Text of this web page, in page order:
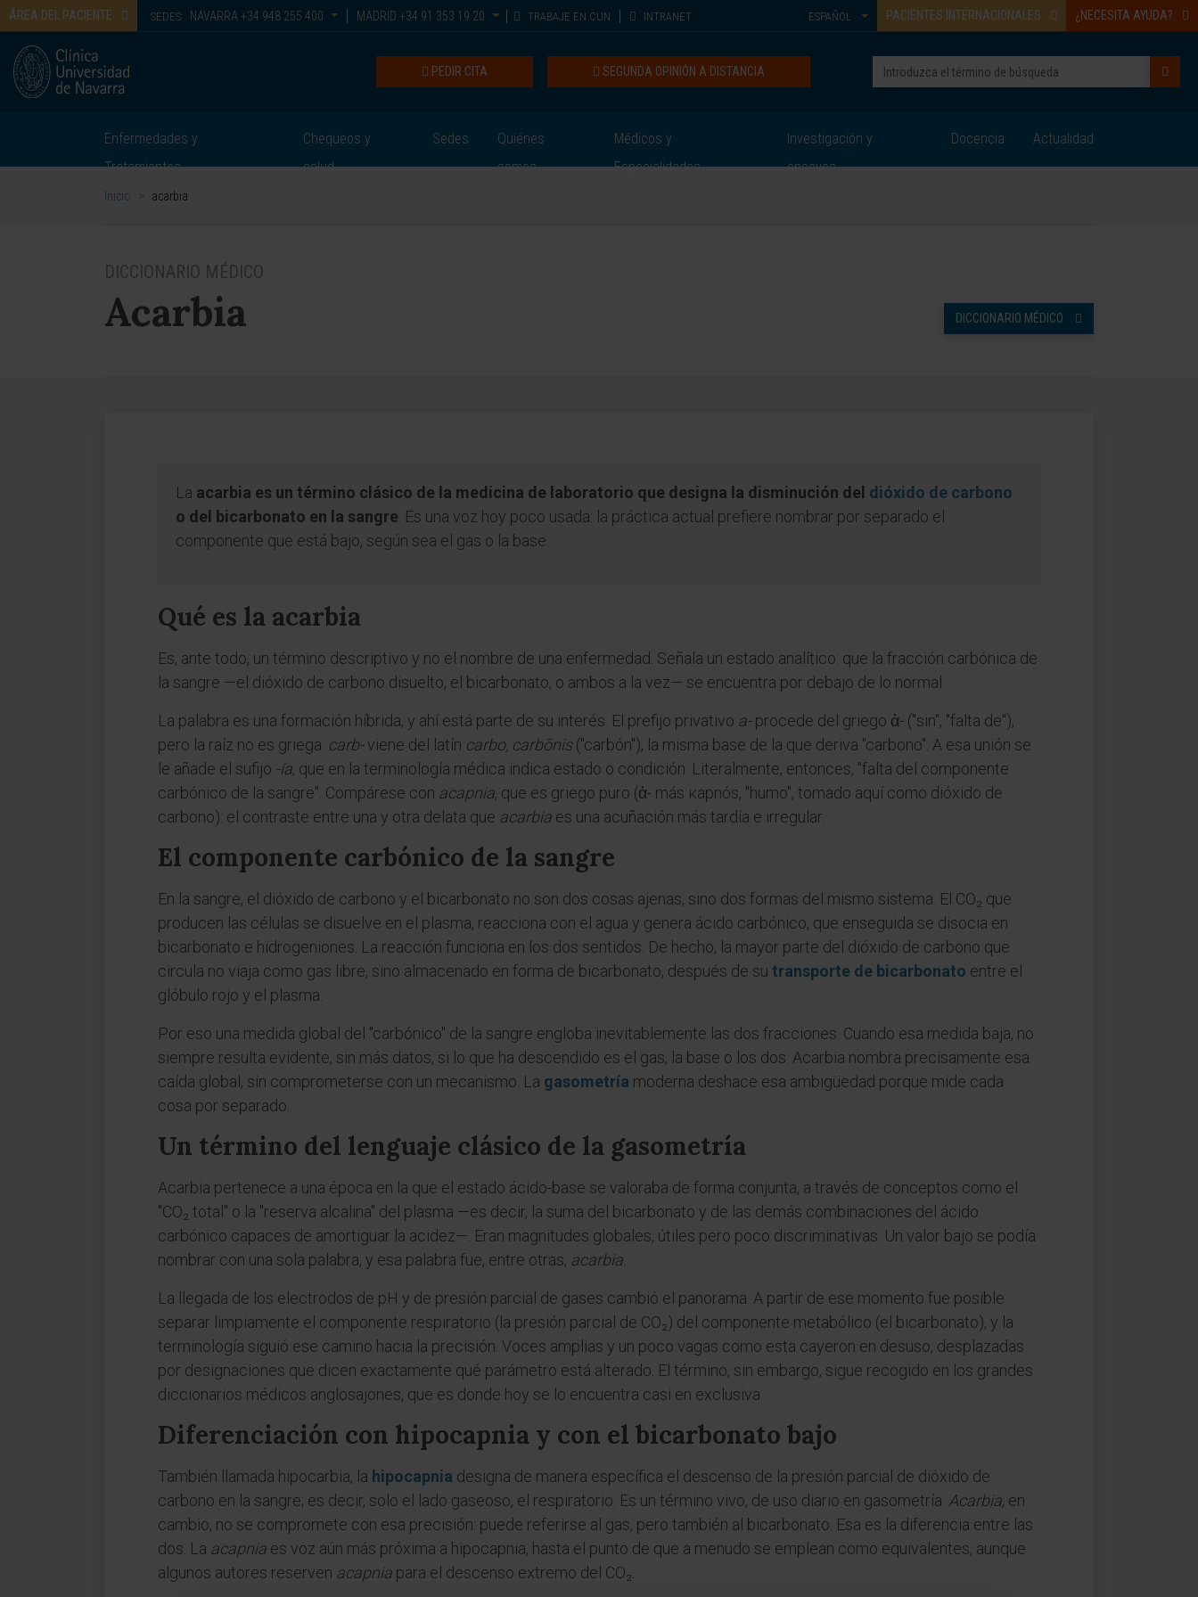
ÁREA DEL PACIENTE SEDES: NAVARRA +34 948 255 400 MADRID +34 91 353 19 20 TRABAJE EN CUN INTRANET PACIENTES INTERNACIONALES ¿NECESITA AYUDA?
ESPAÑOL
SEGUNDA OPINIÓN A DISTANCIA
PEDIR CITA
Enfermedades y
Tratamientos
Chequeos y
salud
Sedes
Quiénes
somos
Médicos y
Especialidades
Investigación y
ensayos
Docencia Actualidad
Inicio > acarbia
DICCIONARIO MÉDICO
Acarbia DICCIONARIO MÉDICO
La acarbia es un término clásico de la medicina de laboratorio que designa la disminución del dióxido de carbono
o del bicarbonato en la sangre . Es una voz hoy poco usada: la práctica actual prefiere nombrar por separado el
componente que está bajo, según sea el gas o la base.
Qué es la acarbia
Es, ante todo, un término descriptivo y no el nombre de una enfermedad. Señala un estado analítico: que la fracción carbónica de
la sangre —el dióxido de carbono disuelto, el bicarbonato, o ambos a la vez— se encuentra por debajo de lo normal.
La palabra es una formación híbrida, y ahí está parte de su interés. El prefijo privativo a-procede del griego ἀ- ("sin", "falta de"),
pero la raíz no es griega: carb-viene del latín carbo, carbōnis("carbón"), la misma base de la que deriva "carbono". A esa unión se
le añade el sufijo -ía, que en la terminología médica indica estado o condición. Literalmente, entonces, "falta del componente
carbónico de la sangre". Compárese con acapnia, que es griego puro (ἀ- más κapnós, "humo", tomado aquí como dióxido de
carbono): el contraste entre una y otra delata que acarbia es una acuñación más tardía e irregular.
El componente carbónico de la sangre
En la sangre, el dióxido de carbono y el bicarbonato no son dos cosas ajenas, sino dos formas del mismo sistema. El CO₂ que
producen las células se disuelve en el plasma, reacciona con el agua y genera ácido carbónico, que enseguida se disocia en
bicarbonato e hidrogeniones. La reacción funciona en los dos sentidos. De hecho, la mayor parte del dióxido de carbono que
circula no viaja como gas libre, sino almacenado en forma de bicarbonato, después de su transporte de bicarbonato entre el
glóbulo rojo y el plasma.
Por eso una medida global del "carbónico" de la sangre engloba inevitablemente las dos fracciones. Cuando esa medida baja, no
siempre resulta evidente, sin más datos, si lo que ha descendido es el gas, la base o los dos. Acarbia nombra precisamente esa
caída global, sin comprometerse con un mecanismo. La gasometría moderna deshace esa ambigüedad porque mide cada
cosa por separado.
Un término del lenguaje clásico de la gasometría
Acarbia pertenece a una época en la que el estado ácido-base se valoraba de forma conjunta, a través de conceptos como el
"CO₂ total" o la "reserva alcalina" del plasma —es decir, la suma del bicarbonato y de las demás combinaciones del ácido
carbónico capaces de amortiguar la acidez—. Eran magnitudes globales, útiles pero poco discriminativas. Un valor bajo se podía
nombrar con una sola palabra, y esa palabra fue, entre otras, acarbia
La llegada de los electrodos de pH y de presión parcial de gases cambió el panorama. A partir de ese momento fue posible
separar limpiamente el componente respiratorio (la presión parcial de CO₂) del componente metabólico (el bicarbonato), y la
terminología siguió ese camino hacia la precisión. Voces amplias y un poco vagas como esta cayeron en desuso, desplazadas
por designaciones que dicen exactamente qué parámetro está alterado. El término, sin embargo, sigue recogido en los grandes
diccionarios médicos anglosajones, que es donde hoy se lo encuentra casi en exclusiva.
Diferenciación con hipocapnia y con el bicarbonato bajo
También llamada hipocarbia, la hipocapnia designa de manera específica el descenso de la presión parcial de dióxido de
carbono en la sangre; es decir, solo el lado gaseoso, el respiratorio. Es un término vivo, de uso diario en gasometría. Acarbia, en
cambio, no se compromete con esa precisión: puede referirse al gas, pero también al bicarbonato. Esa es la diferencia entre las
dos. La acapnia es voz aún más próxima a hipocapnia, hasta el punto de que a menudo se emplean como equivalentes, aunque
algunos autores reserven acapnia para el descenso extremo del CO₂.